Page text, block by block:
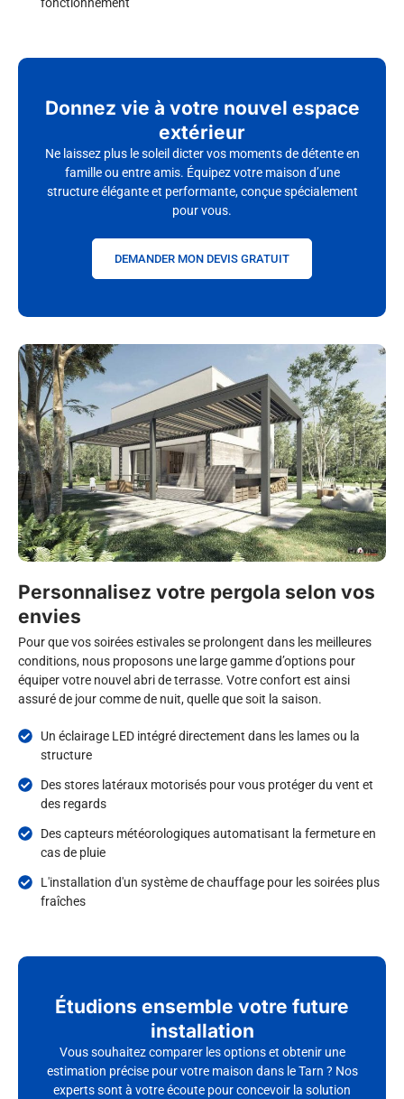
Donnez vie à votre nouvel espace
extérieur
Ne laissez plus le soleil dicter vos moments de détente en
famille ou entre amis. Équipez votre maison d’une
structure élégante et performante, conçue spécialement
pour vous.
DEMANDER MON DEVIS GRATUIT
Personnalisez votre pergola selon vos
envies
Pour que vos soirées estivales se prolongent dans les meilleures
conditions, nous proposons une large gamme d’options pour
équiper votre nouvel abri de terrasse. Votre confort est ainsi
assuré de jour comme de nuit, quelle que soit la saison.
Un éclairage LED intégré directement dans les lames ou la
structure
Des stores latéraux motorisés pour vous protéger du vent et
des regards
Des capteurs météorologiques automatisant la fermeture en
cas de pluie
L'installation d'un système de chauffage pour les soirées plus
fraîches
Étudions ensemble votre future
installation
Vous souhaitez comparer les options et obtenir une
estimation précise pour votre maison dans le Tarn ? Nos
experts sont à votre écoute pour concevoir la solution